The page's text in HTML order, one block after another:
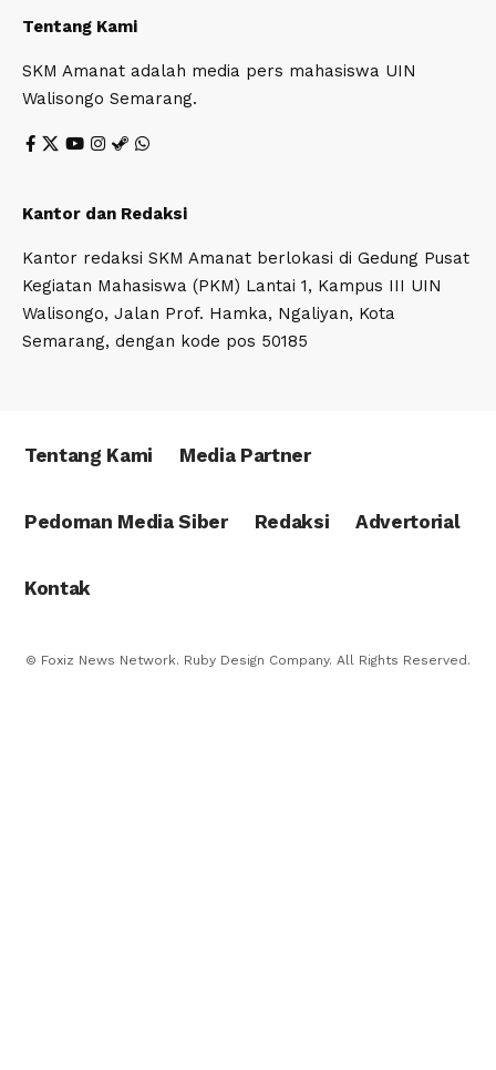
Tentang Kami
SKM Amanat adalah media pers mahasiswa UIN
Walisongo Semarang.
Kantor dan Redaksi
Kantor redaksi SKM Amanat berlokasi di Gedung Pusat
Kegiatan Mahasiswa (PKM) Lantai 1, Kampus III UIN
Walisongo, Jalan Prof. Hamka, Ngaliyan, Kota
Semarang, dengan kode pos 50185
Tentang Kami Media Partner
Pedoman Media Siber Redaksi Advertorial
Kontak
© Foxiz News Network. Ruby Design Company. All Rights Reserved.